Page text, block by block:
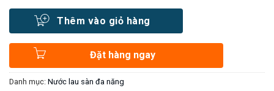
Thêm vào giỏ hàng
Đặt hàng ngay
Danh mục: Nước lau sàn đa năng